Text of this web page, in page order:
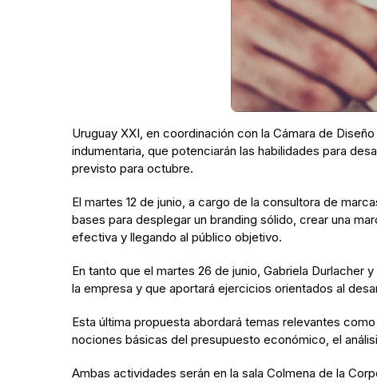
Uruguay XXI, en coordinación con la Cámara de
indumentaria, que potenciarán las habilidades para
previsto para octubre.
El martes 12 de junio, a cargo de la consultora de
bases para desplegar un branding sólido, crear una
efectiva y llegando al público objetivo.
En tanto que el martes 26 de junio, Gabriela Durlacher
la empresa y que aportará ejercicios orientados al
Esta última propuesta abordará temas relevantes
nociones básicas del presupuesto económico, el
Ambas actividades serán en la sala Colmena de la